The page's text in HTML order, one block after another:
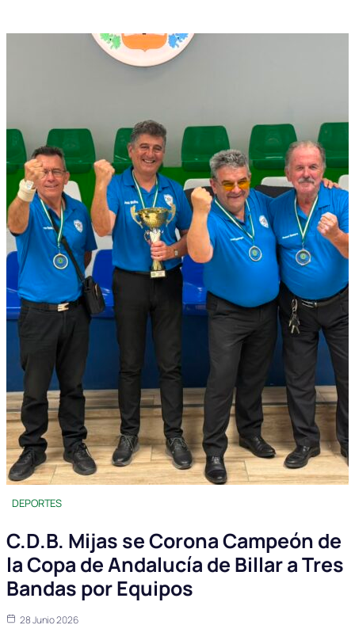
DEPORTES
C.D.B. Mijas se Corona Campeón de
la Copa de Andalucía de Billar a Tres
Bandas por Equipos
28 Junio 2026